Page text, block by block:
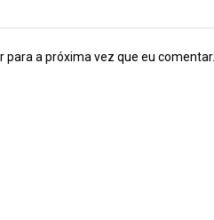
a próxima vez que eu comentar.